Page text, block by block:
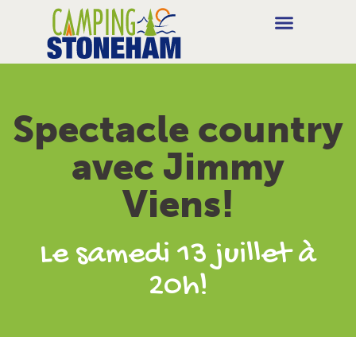
Spectacle country
avec Jimmy
Viens!
Le samedi 13 juillet à
20h!